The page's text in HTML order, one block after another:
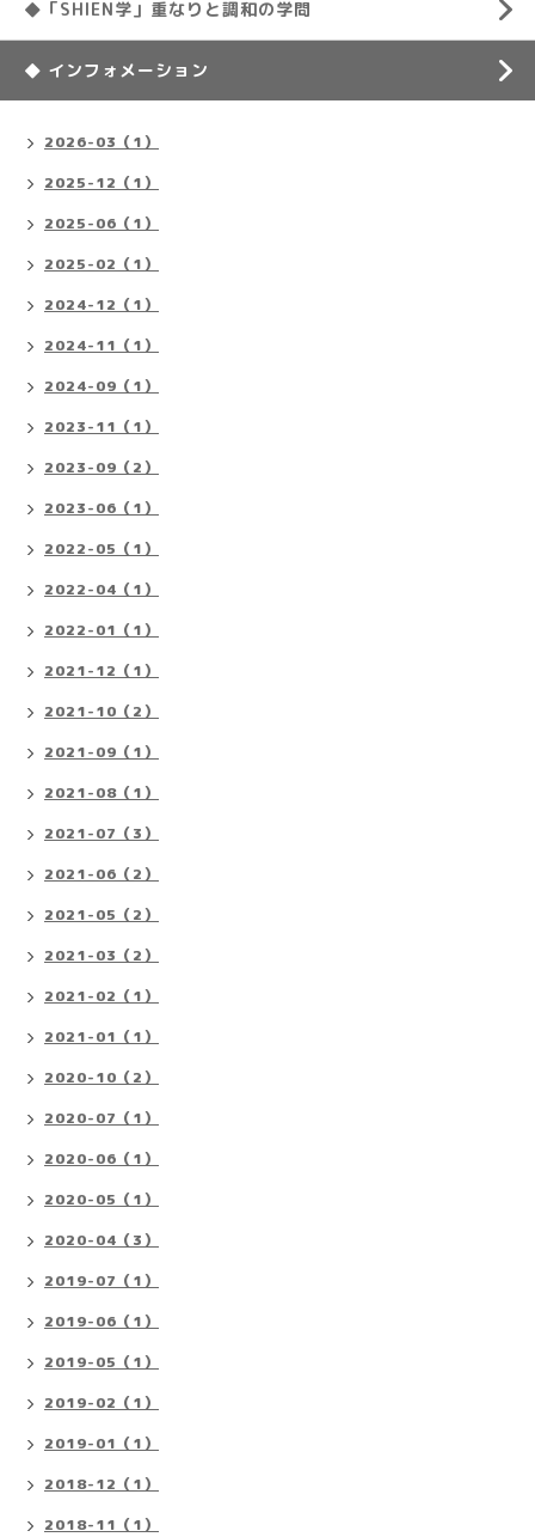
◆「SHIEN学」重なりと調和の学問
◆ インフォメーション
2026-03（1）
2025-12（1）
2025-06（1）
2025-02（1）
2024-12（1）
2024-11（1）
2024-09（1）
2023-11（1）
2023-09（2）
2023-06（1）
2022-05（1）
2022-04（1）
2022-01（1）
2021-12（1）
2021-10（2）
2021-09（1）
2021-08（1）
2021-07（3）
2021-06（2）
2021-05（2）
2021-03（2）
2021-02（1）
2021-01（1）
2020-10（2）
2020-07（1）
2020-06（1）
2020-05（1）
2020-04（3）
2019-07（1）
2019-06（1）
2019-05（1）
2019-02（1）
2019-01（1）
2018-12（1）
2018-11（1）